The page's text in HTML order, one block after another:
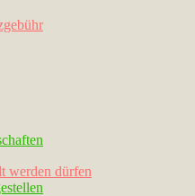
werden dürfen